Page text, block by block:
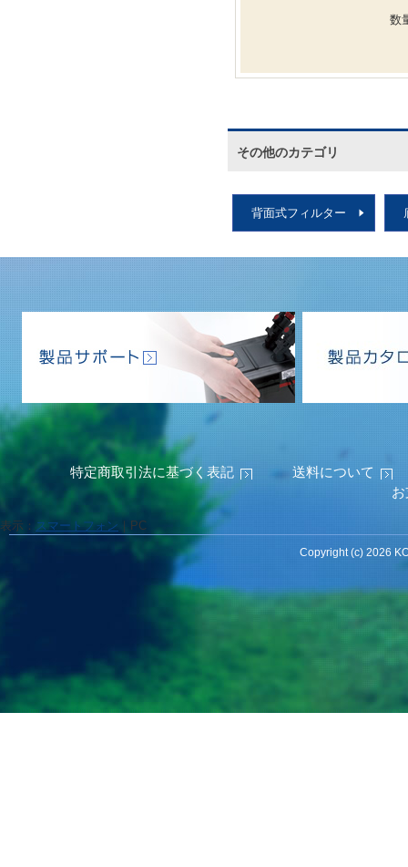
数
その他のカテゴリ
背面式フィルター
特定商取引法に基づく表記
送料について
表示： スマートフォン PC
Copyright (c) 2026